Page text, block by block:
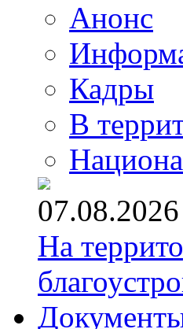
Анонс
Кадры
В
07.08.2026
На